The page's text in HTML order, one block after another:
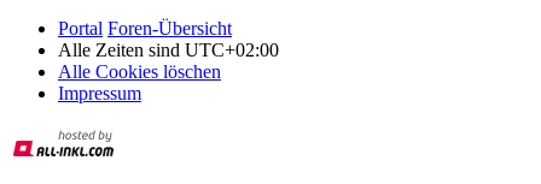
Portal Foren-Übersicht
Alle Zeiten sind UTC+02:00
Alle Cookies löschen
Impressum